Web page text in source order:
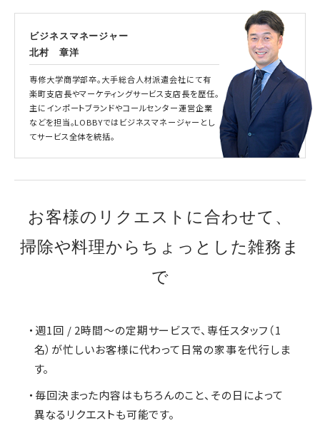
ビジネスマネージャー
北村 章洋
専修大学商学部卒。大手総合人材派遣会社にて有
楽町支店長やマーケティングサービス支店長を歴任。
主にインポートブランドやコールセンター運営企業
などを担当。LOBBYではビジネスマネージャーとし
てサービス全体を統括。
お客様のリクエストに合わせて、
掃除や料理からちょっとした雑務ま
で
・週1回 / 2時間～の定期サービスで、専任スタッフ（1
名）が忙しいお客様に代わって日常の家事を代行しま
す。
・毎回決まった内容はもちろんのこと、その日によって
異なるリクエストも可能です。